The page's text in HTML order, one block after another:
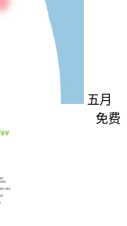
五月
免费